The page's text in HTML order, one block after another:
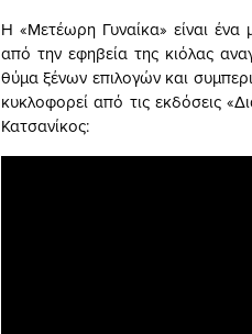
Η «Μετέωρη Γυναίκα» είναι ένα
από την εφηβεία της κιόλας
θύμα ξένων επιλογών και
κυκλοφορεί από τις εκδόσεις
Κατσανίκος: